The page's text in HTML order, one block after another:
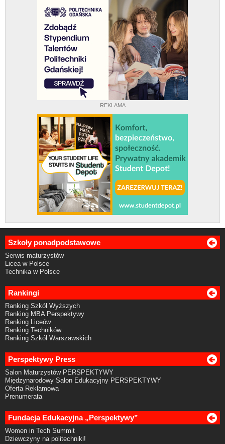
REKLAMA
Szkoły ponadpodstawowe
Serwis maturzystów
Licea w Polsce
Technika w Polsce
Rankingi
Ranking Szkół Wyższych
Ranking MBA Perspektywy
Ranking Liceów
Ranking Techników
Ranking Szkół Warszawskich
Perspektywy Press
Salon Maturzystów PERSPEKTYWY
Międzynarodowy Salon Edukacyjny PERSPEKTYWY
Oferta Reklamowa
Prenumerata
Fundacja Edukacyjna „Perspektywy”
Women in Tech Summit
Dziewczyny na politechniki!